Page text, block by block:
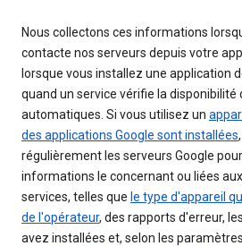
Nous collectons ces informations
contacte nos serveurs depuis votre
lorsque vous installez une application
quand un service vérifie la disponibilité
automatiques. Si vous utilisez un
des applications Google sont installées
régulièrement les serveurs Google
informations le concernant ou liées
services, telles que le type d'appareil
de l'opérateur, des rapports d'erreur,
avez installées et, selon les